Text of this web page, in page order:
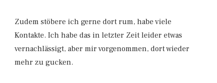
Zudem stöbere ich gerne dort rum, habe viele
Kontakte. Ich habe das in letzter Zeit leider etwas
vernachlässigt, aber mir vorgenommen, dort wieder
mehr zu gucken.